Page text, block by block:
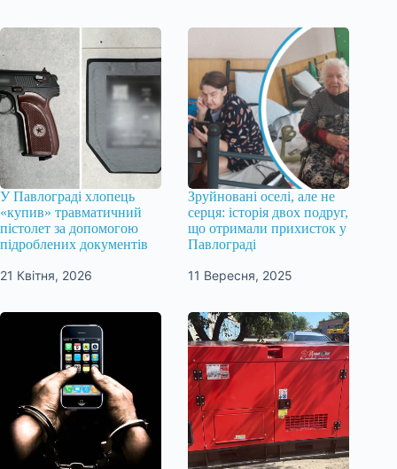
У Павлограді хлопець
«купив» травматичний
пістолет за допомогою
підроблених документів
21 Квітня, 2026
Зруйновані оселі, але не
серця: історія двох подруг,
що отримали прихисток у
Павлограді
11 Вересня, 2025